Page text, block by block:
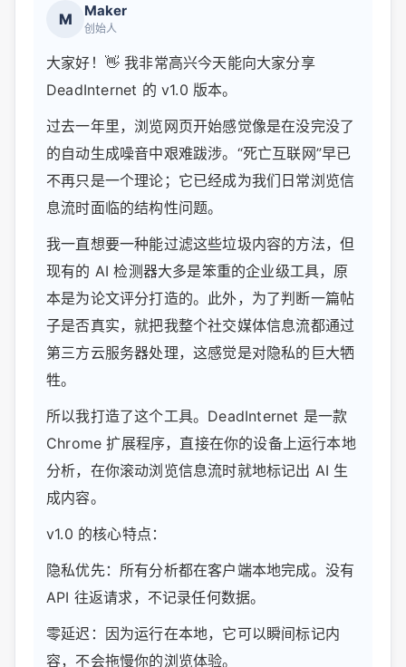
M Maker
创始人
大家好！👋 我非常高兴今天能向大家分享
DeadInternet 的 v1.0 版本。
过去一年里，浏览网页开始感觉像是在没完没了
的自动生成噪音中艰难跋涉。“死亡互联网”早已
不再只是一个理论；它已经成为我们日常浏览信
息流时面临的结构性问题。
我一直想要一种能过滤这些垃圾内容的方法，但
现有的 AI 检测器大多是笨重的企业级工具，原
本是为论文评分打造的。此外，为了判断一篇帖
子是否真实，就把我整个社交媒体信息流都通过
第三方云服务器处理，这感觉是对隐私的巨大牺
牲。
所以我打造了这个工具。DeadInternet 是一款
Chrome 扩展程序，直接在你的设备上运行本地
分析，在你滚动浏览信息流时就地标记出 AI 生
成内容。
v1.0 的核心特点：
隐私优先：所有分析都在客户端本地完成。没有
API 往返请求，不记录任何数据。
零延迟：因为运行在本地，它可以瞬间标记内
容，不会拖慢你的浏览体验。